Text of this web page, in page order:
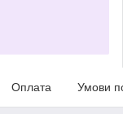
Оплата Умови